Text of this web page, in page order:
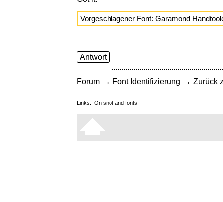
Vorgeschlagener Font: Garamond
Antwort
Forum → Font Identifizierung → Zurück
Links: On snot and fonts